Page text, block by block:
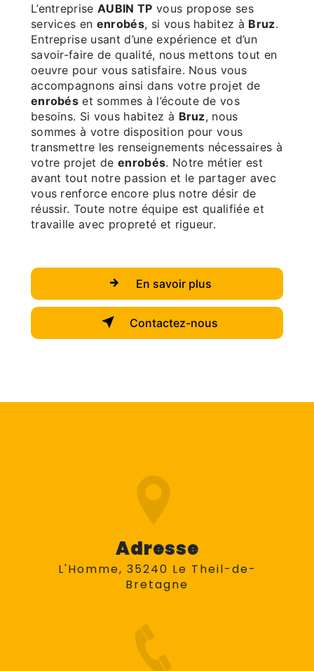
L’entrepriseAUBIN TP vous propose ses
services en enrobés, si vous habitez à Bruz.
Entreprise usant d’une expérience et d’un
savoir-faire de qualité, nous mettons tout en
oeuvre pour vous satisfaire. Nous vous
accompagnons ainsi dans votre projet de
enrobés et sommes à l’écoute de vos
besoins. Si vous habitez à Bruz, nous
sommes à votre disposition pour vous
transmettre les renseignements nécessaires à
votre projet de enrobés. Notre métier est
avant tout notre passion et le partager avec
vous renforce encore plus notre désir de
réussir. Toute notre équipe est qualifiée et
travaille avec propreté et rigueur.
En savoir plus
Contactez-nous
Adresse
L'Homme, 35240 Le Theil-de-
Bretagne